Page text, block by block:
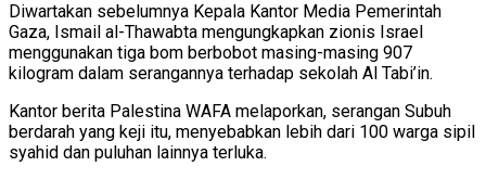
Diwartakan sebelumnya Kepala Kantor Media Pemerintah
Gaza, Ismail al-Thawabta mengungkapkan zionis Israel
menggunakan tiga bom berbobot masing-masing 907
kilogram dalam serangannya terhadap sekolah Al Tabi’in.
Kantor berita Palestina WAFA melaporkan, serangan Subuh
berdarah yang keji itu, menyebabkan lebih dari 100 warga sipil
syahid dan puluhan lainnya terluka.